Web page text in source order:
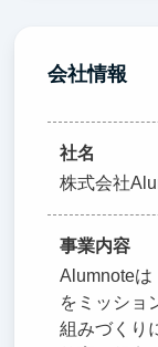
会社情報
社名
株式会社
事業内容
Alumnoteは
をミッショ
組みづくり